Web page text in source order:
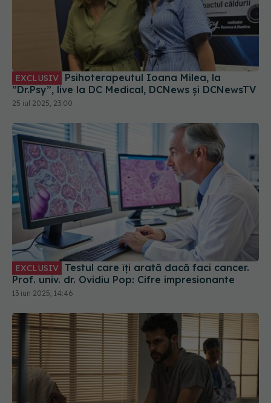
EXCLUSIV
”Dr.Psy”, live la DC Medical, DCNews și DCNewsTV
25 iul 2025, 23:00
EXCLUSIV
Prof. univ. dr. Ovidiu Pop: Cifre impresionante
13 iun 2025, 14:46